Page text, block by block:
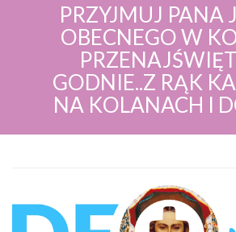
PRZYJMUJ PANA
OBECNEGO W
GODNIE..Z RĄK
NA KOLANACH I